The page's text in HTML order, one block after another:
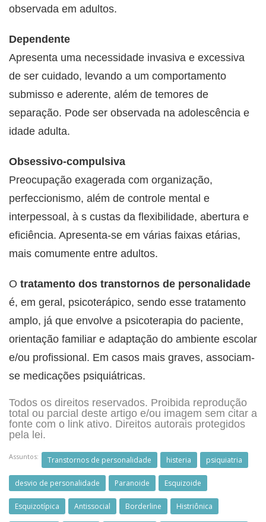
observada em adultos.
Dependente
Apresenta uma necessidade invasiva e excessiva
de ser cuidado, levando a um comportamento
submisso e aderente, além de temores de
separação. Pode ser observada na adolescência e
idade adulta.
Obsessivo-compulsiva
Preocupação exagerada com organização,
perfeccionismo, além de controle mental e
interpessoal, à s custas da flexibilidade, abertura e
eficiência. Apresenta-se em várias faixas etárias,
mais comumente entre adultos.
O tratamento dos transtornos de personalidade
é, em geral, psicoterápico, sendo esse tratamento
amplo, já que envolve a psicoterapia do paciente,
orientação familiar e adaptação do ambiente escolar
e/ou profissional. Em casos mais graves, associam-
se medicações psiquiátricas.
Todos os direitos reservados. Proibida reprodução
total ou parcial deste artigo e/ou imagem sem citar a
fonte com o link ativo. Direitos autorais protegidos
pela lei.
Assuntos: Transtornos de personalidade histeria psiquiatria
desvio de personalidade Paranoide Esquizoide
Esquizotípica Antissocial Borderline Histriônica